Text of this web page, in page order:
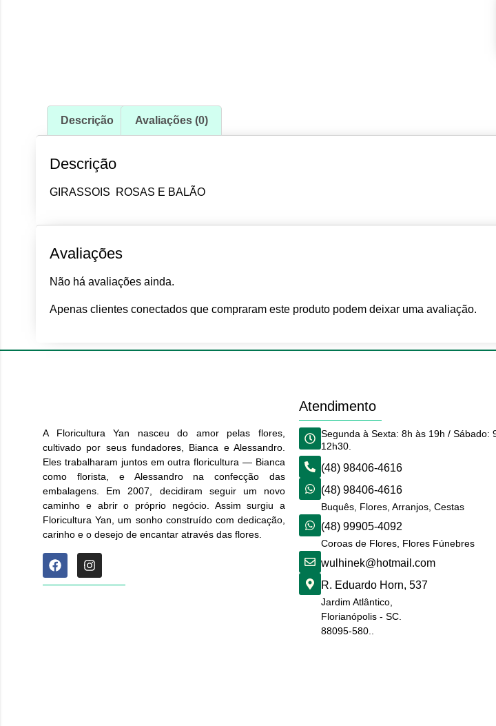
Descrição Avaliações (0)
Descrição
GIRASSOIS ROSAS E BALÃO
Avaliações
Não há avaliações ainda.
Apenas clientes conectados que compraram este produto podem deixar uma avaliação.
A Floricultura Yan nasceu do amor pelas flores,
cultivado por seus fundadores, Bianca e Alessandro.
Eles trabalharam juntos em outra floricultura — Bianca
como florista, e Alessandro na confecção das
embalagens. Em 2007, decidiram seguir um novo
caminho e abrir o próprio negócio. Assim surgiu a
Floricultura Yan, um sonho construído com dedicação,
carinho e o desejo de encantar através das flores.
Atendimento
Segunda à Sexta: 8h às 19h / Sábado:
12h30.
(48) 98406-4616
(48) 98406-4616
Buquês, Flores, Arranjos, Cestas
(48) 99905-4092
Coroas de Flores, Flores Fúnebres
wulhinek@hotmail.com
R. Eduardo Horn, 537
Jardim Atlântico,
Florianópolis - SC.
88095-580..